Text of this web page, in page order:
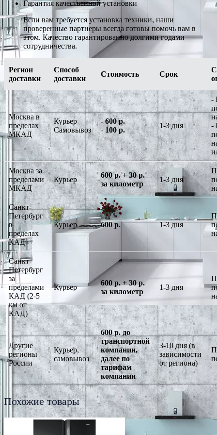
Гарантия качественной установки
Если вам требуется установка техники, наши
проверенные партнеры всегда готовы помочь вам в
этом. Качество гарантированно долгими годами
сотрудничества.
Регион
доставки
Способ
доставки
Стоимость Срок
Москва в
пределах
МКАД
Курьер
Самовывоз
-600 р.
-100 р.
1-3 дня
-
-
Москва за
пределами
МКАД
Курьер
600 р. + 30 р.
за километр
1-3 дня
Санкт-
Петербург
в
пределах
КАД
Курьер 600 р. 1-3 дня
Санкт-
Петербург
за
пределами
КАД (2-5
км от
КАД)
Курьер
600 р. + 30 р.
за километр
1-3 дня
Другие
регионы
России
Курьер,
самовывоз
600 р. до
транспортной
компании,
далее по
тарифам
компании
3-10 дня (в
зависимости
от региона)
Похожие товары